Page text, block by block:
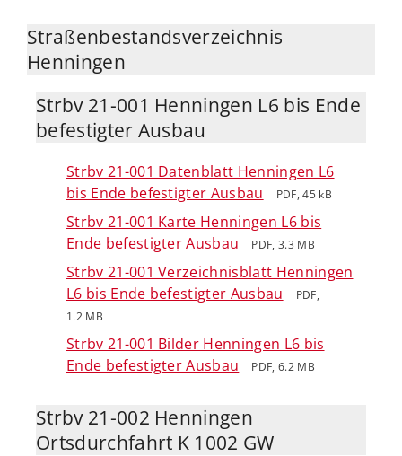
Straßenbestandsverzeichnis
Henningen
Strbv 21-001 Henningen L6 bis Ende
befestigter Ausbau
Strbv 21-001 Datenblatt Henningen L6
bis Ende befestigter Ausbau
PDF, 45 kB
Strbv 21-001 Karte Henningen L6 bis
Ende befestigter Ausbau
PDF, 3.3 MB
Strbv 21-001 Verzeichnisblatt Henningen
L6 bis Ende befestigter Ausbau
PDF,
1.2 MB
Strbv 21-001 Bilder Henningen L6 bis
Ende befestigter Ausbau
PDF, 6.2 MB
Strbv 21-002 Henningen
Ortsdurchfahrt K 1002 GW